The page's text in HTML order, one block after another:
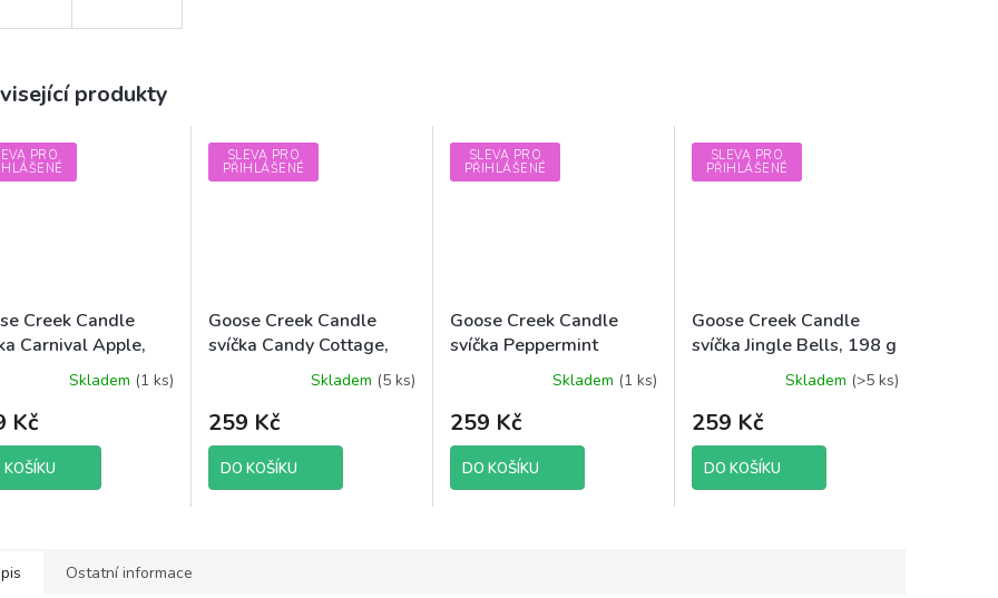
produkty
PRO
Creek Candle
Carnival Apple,
Skladem (1 ks)
Kč
SLEVA PRO
PŘIHLÁŠENÉ
Goose Creek Candle
svíčka Candy Cottage,
Skladem (5 ks)
259 Kč
DO KOŠÍKU
SLEVA PRO
PŘIHLÁŠENÉ
Goose Creek Candle
svíčka Peppermint
Clouds, 198 gSkladem (1 ks)
259 Kč
DO KOŠÍKU
SLEVA PRO
PŘIHLÁŠENÉ
Goose Creek Candle
svíčka Jingle Bells, 198 g
Skladem (>5 ks)
259 Kč
DO KOŠÍKU
Ostatní informace